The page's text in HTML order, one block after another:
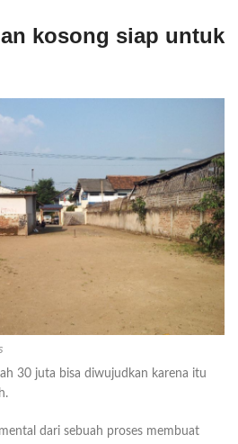
kosong siap untuk
30 juta bisa diwujudkan karena itu
dari sebuah proses membuat